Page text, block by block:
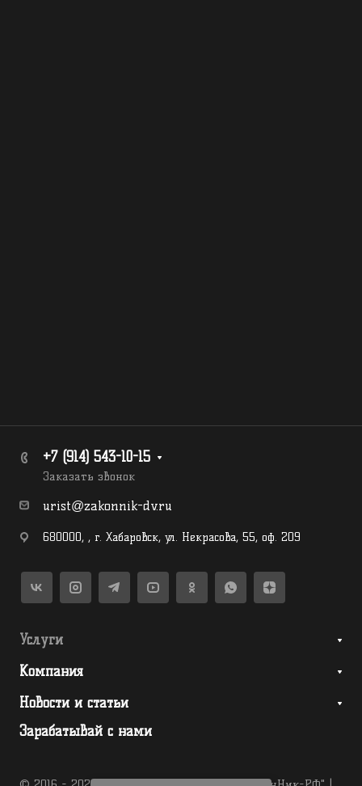
+7 (914) 543-10-15
Заказать звонок
urist@zakonnik-dv.ru
680000, , г. Хабаровск, ул. Некрасова, 55, оф. 209
Услуги
Компания
Новости и статьи
Зарабатывай с нами